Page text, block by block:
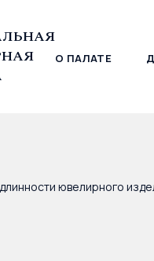
О ПАЛАТЕ
2026
ювелирного